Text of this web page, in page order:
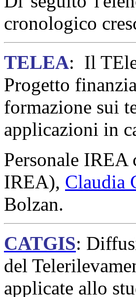
cronologico
TELEA: Il
Progetto
formazione sui
applicazioni in
Personale
IREA), Claudia
Bolzan.
CATGIS:
del
applicate allo